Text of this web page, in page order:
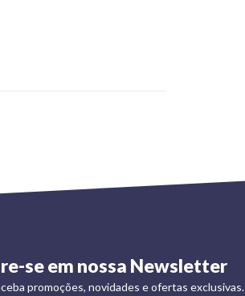
se em nossa Newsletter
promoções, novidades e ofertas exclusivas.